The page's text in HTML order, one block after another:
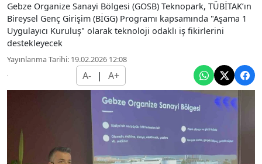
Gebze Organize Sanayi Bölgesi (GOSB) Teknopark, TÜBİTAK’ın
Bireysel Genç Girişim (BİGG) Programı kapsamında "Aşama 1
Uygulayıcı Kuruluş" olarak teknoloji odaklı iş fikirlerini
destekleyecek
Yayınlanma Tarihi: 19.02.2026 12:08
A- | A+